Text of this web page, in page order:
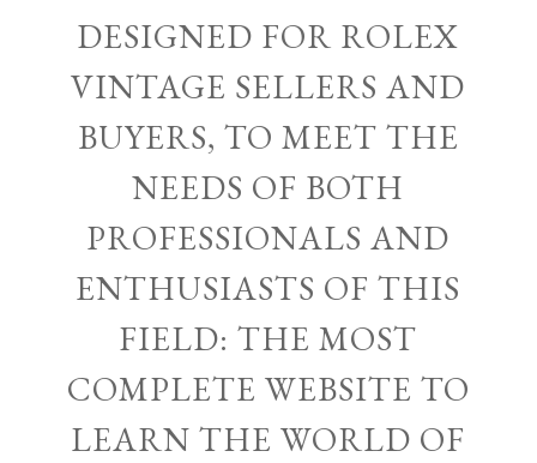
DESIGNED FOR ROLEX
VINTAGE SELLERS AND
BUYERS, TO MEET THE
NEEDS OF BOTH
PROFESSIONALS AND
ENTHUSIASTS OF THIS
FIELD: THE MOST
COMPLETE WEBSITE TO
LEARN THE WORLD OF